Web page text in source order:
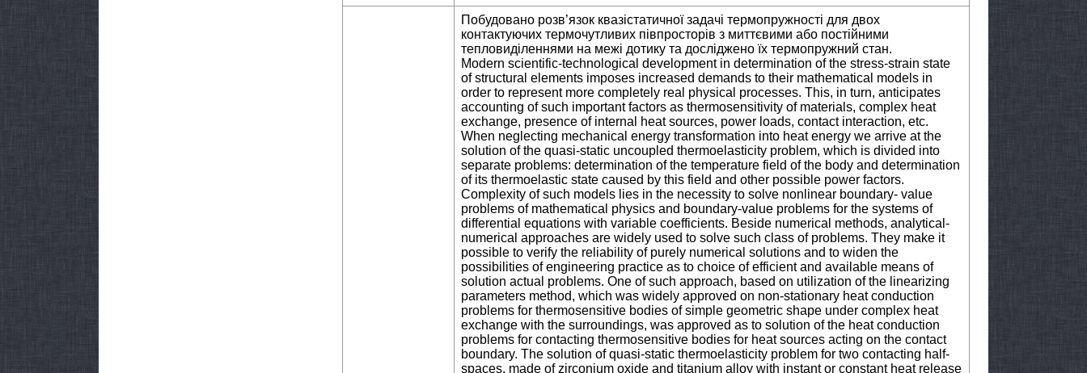
Побудовано розв’язок квазістатичної задачі термопружності для двох
контактуючих термочутливих півпросторів з миттєвими або постійними
тепловиділеннями на межі дотику та досліджено їх термопружний стан.
Modern scientific-technological development in determination of the stress-strain state
of structural elements imposes increased demands to their mathematical models in
order to represent more completely real physical processes. This, in turn, anticipates
accounting of such important factors as thermosensitivity of materials, complex heat
exchange, presence of internal heat sources, power loads, contact interaction, etc.
When neglecting mechanical energy transformation into heat energy we arrive at the
solution of the quasi-static uncoupled thermoelasticity problem, which is divided into
separate problems: determination of the temperature field of the body and determination
of its thermoelastic state caused by this field and other possible power factors.
Complexity of such models lies in the necessity to solve nonlinear boundary- value
problems of mathematical physics and boundary-value problems for the systems of
differential equations with variable coefficients. Beside numerical methods, analytical-
numerical approaches are widely used to solve such class of problems. They make it
possible to verify the reliability of purely numerical solutions and to widen the
possibilities of engineering practice as to choice of efficient and available means of
solution actual problems. One of such approach, based on utilization of the linearizing
parameters method, which was widely approved on non-stationary heat conduction
problems for thermosensitive bodies of simple geometric shape under complex heat
exchange with the surroundings, was approved as to solution of the heat conduction
problems for contacting thermosensitive bodies for heat sources acting on the contact
boundary. The solution of quasi-static thermoelasticity problem for two contacting half-
spaces, made of zirconium oxide and titanium alloy with instant or constant heat release